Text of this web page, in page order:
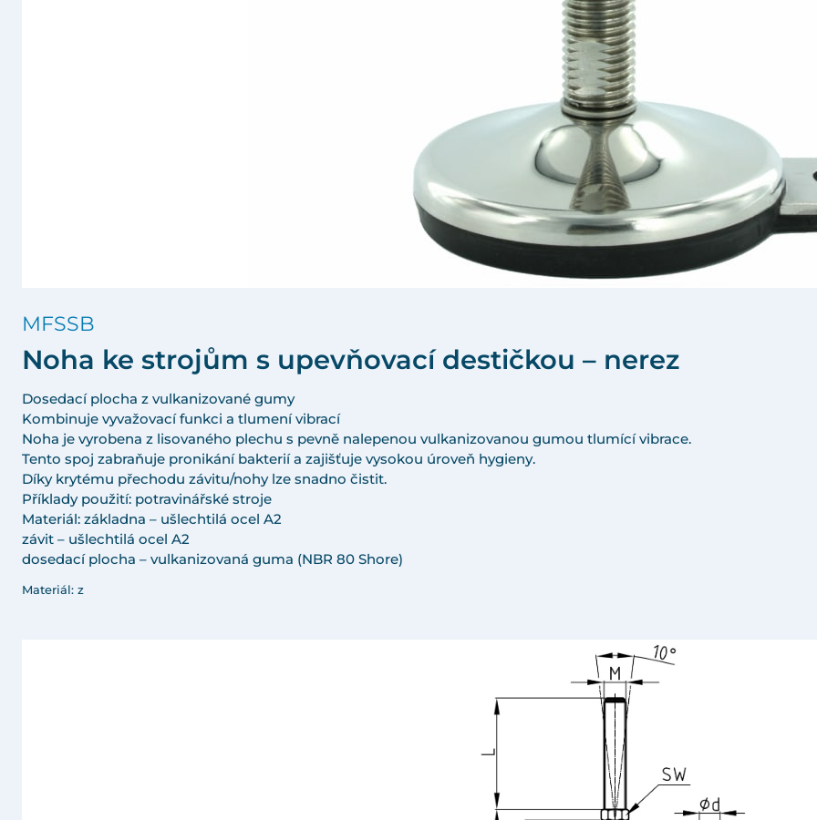
MFSSB
Noha ke strojům s upevňovací destičkou – nerez
Dosedací plocha z vulkanizované gumy
Kombinuje vyvažovací funkci a tlumení vibrací
Noha je vyrobena z lisovaného plechu s pevně nalepenou vulkanizovanou gumou tlumící vibrace.
Tento spoj zabraňuje pronikání bakterií a zajišťuje vysokou úroveň hygieny.
Díky krytému přechodu závitu/nohy lze snadno čistit.
Příklady použití: potravinářské stroje
Materiál: základna – ušlechtilá ocel A2
závit – ušlechtilá ocel A2
dosedací plocha – vulkanizovaná guma (NBR 80 Shore)
Materiál: z